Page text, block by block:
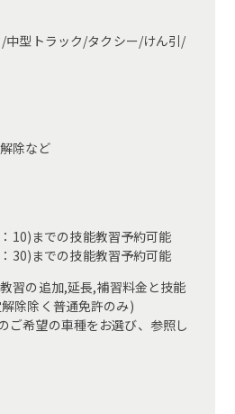
中型トラック/タクシー/けん引/
除など
10)までの技能教習予約可能
30)までの技能教習予約可能
習の追加,延長,補習料金と技能
除除く普通免許のみ)
ご希望の車種をお選び、参照し